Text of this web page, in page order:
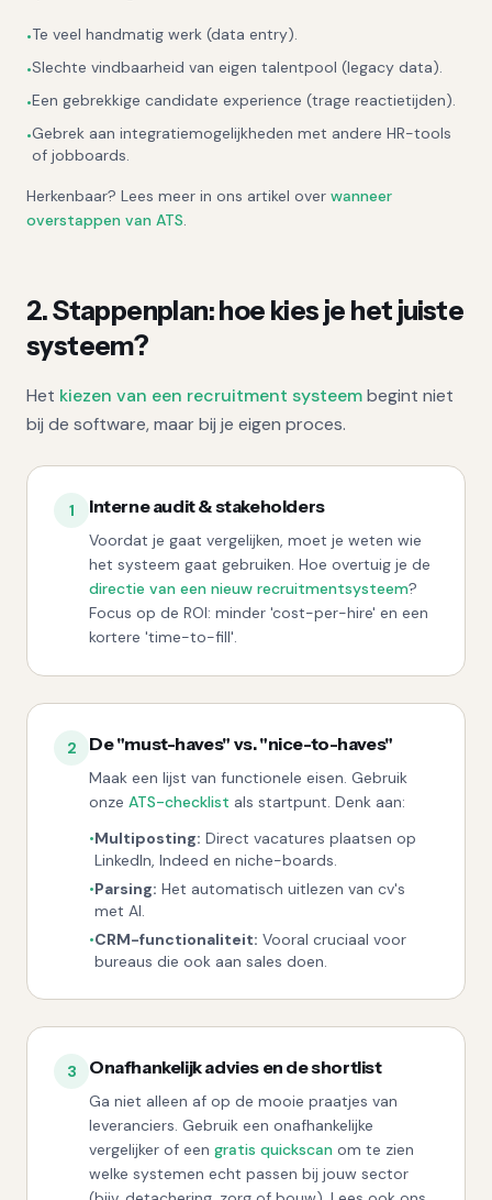
•Te veel handmatig werk (data entry).
•Slechte vindbaarheid van eigen talentpool (legacy data).
•Een gebrekkige candidate experience (trage reactietijden).
•Gebrek aan integratiemogelijkheden met andere HR-tools
of jobboards.
Herkenbaar? Lees meer in ons artikel over wanneer
overstappen van ATS.
2. Stappenplan: hoe kies je het juiste
systeem?
Het kiezen van een recruitment systeembegint niet
bij de software, maar bij je eigen proces.
1 Interne audit & stakeholders
Voordat je gaat vergelijken, moet je weten wie
het systeem gaat gebruiken. Hoe overtuig je de
directie van een nieuw recruitmentsysteem?
Focus op de ROI: minder 'cost-per-hire' en een
kortere 'time-to-fill'.
2 De "must-haves" vs. "nice-to-haves"
Maak een lijst van functionele eisen. Gebruik
onze ATS-checklist als startpunt. Denk aan:
•Multiposting: Direct vacatures plaatsen op
LinkedIn, Indeed en niche-boards.
•Parsing: Het automatisch uitlezen van cv's
met AI.
•CRM-functionaliteit: Vooral cruciaal voor
bureaus die ook aan sales doen.
3 Onafhankelijk advies en de shortlist
Ga niet alleen af op de mooie praatjes van
leveranciers. Gebruik een onafhankelijke
vergelijker of een gratis quickscan om te zien
welke systemen echt passen bij jouw sector